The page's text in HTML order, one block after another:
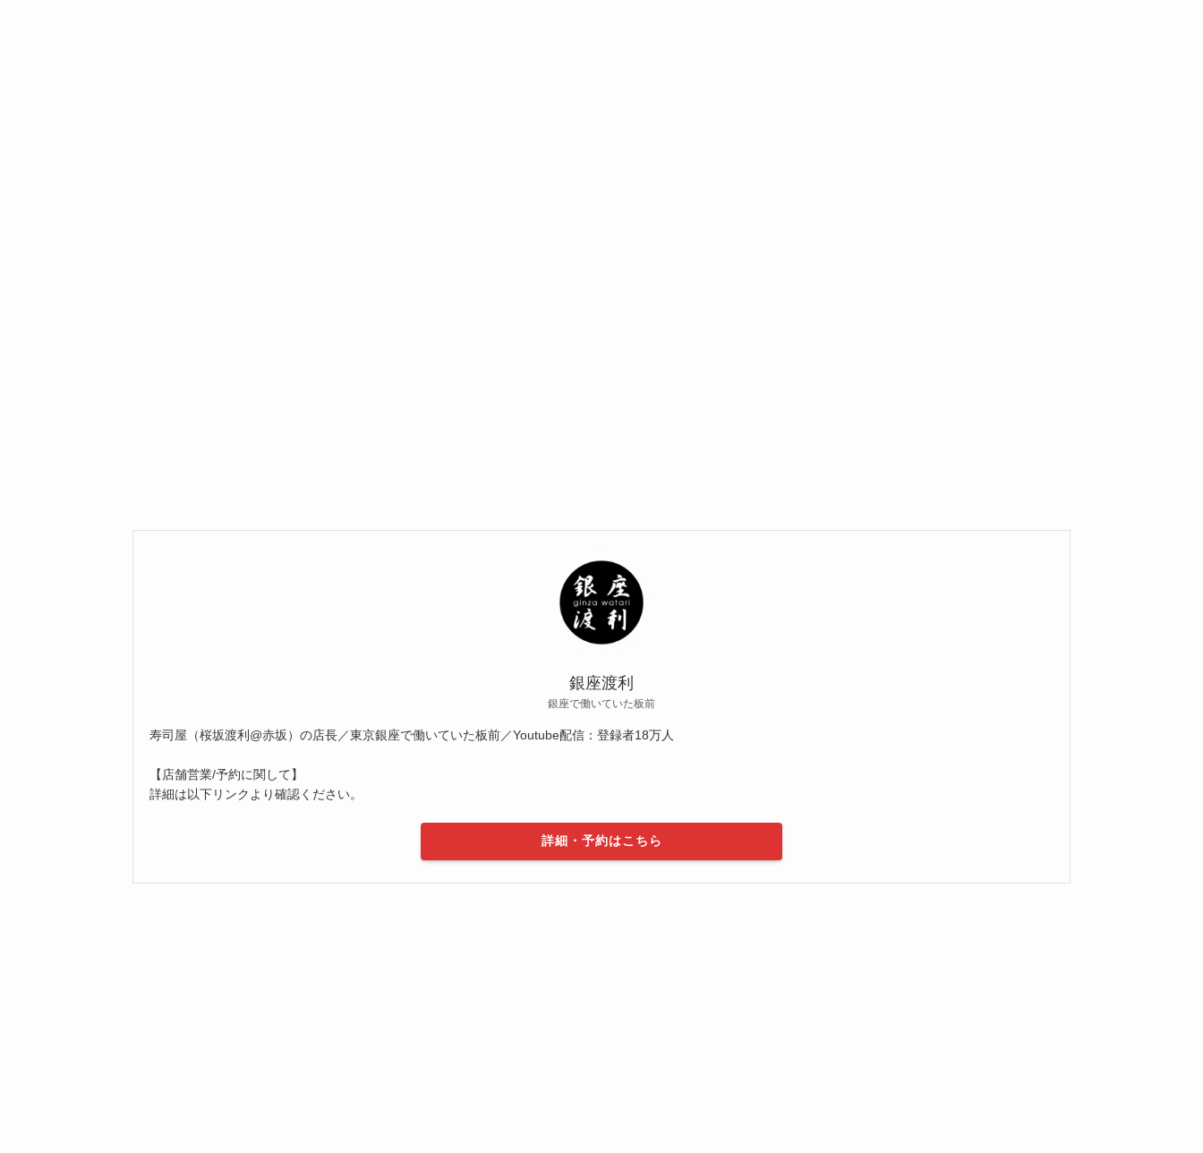
銀座渡利
銀座で働いていた板前
寿司屋（桜坂渡利@赤坂）の店長／東京銀座で働いていた板前／Youtube配信：登録者18万人
【店舗営業/予約に関して】
詳細は以下リンクより確認ください。
詳細・予約はこちら